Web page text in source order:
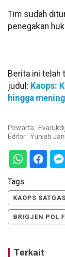
Tim sudah
penegakan
Berita ini telah
judul: Kaops:
hingga
Pewarta :
Editor : Yuniati
Tags:
KAOPS
BRIGJEN POL
Terkait